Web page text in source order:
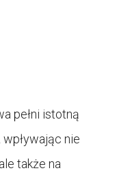
pełni istotną
nie
także na